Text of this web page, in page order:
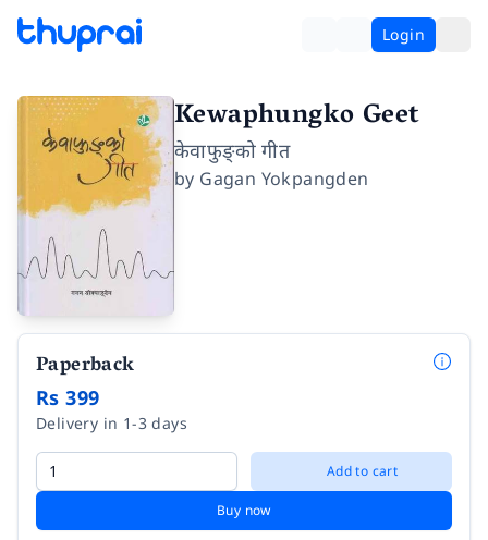
Login
Kewaphungko Geet
केवाफुङ्‌को गीत
by Gagan Yokpangden
Paperback
Rs 399
Delivery in 1-3 days
Add to cart
Buy now